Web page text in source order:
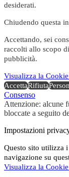
desiderati.
Chiudendo questa
Accettando, sei
raccolti allo scopo
pubblicità.
Visualizza la
AccettaRifiuta
Consenso
Attenzione: alcune
bloccate a seguito
Impostazioni
Questo sito utilizza
navigazione su
Visualizza la